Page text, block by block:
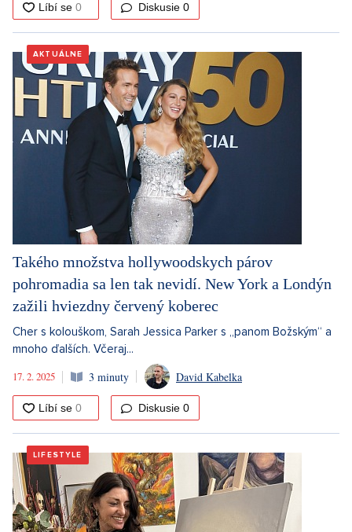
Diskusie 0
AKTUÁLNE
Takého množstva hollywoodskych párov
pohromadia sa len tak nevidí. New York a Londýn
zažili hviezdny červený koberec
Cher s kolouškom, Sarah Jessica Parker s „panom Božským“ a
mnoho ďalších. Včeraj...
17. 2. 2025
3 minuty David Kabelka
Diskusie 0
LIFESTYLE